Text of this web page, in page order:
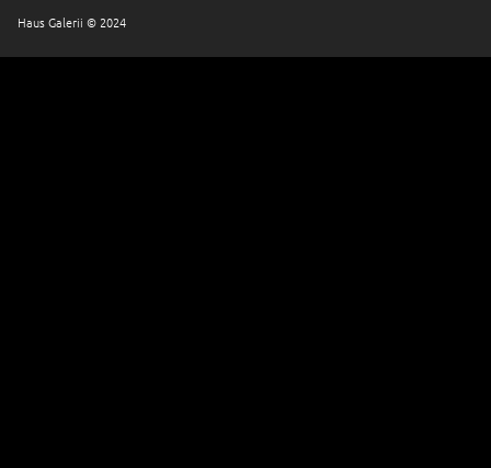
Haus Galerii © 2024